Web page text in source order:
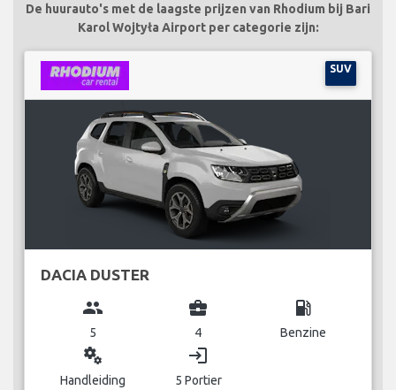
De huurauto's met de laagste prijzen van Rhodium bij Bari
Karol Wojtyła Airport per categorie zijn:
SUV
DACIA DUSTER
group
5
business_center
4
local_gas_station
Benzine
miscellaneous_services
Handleiding
login
5 Portier